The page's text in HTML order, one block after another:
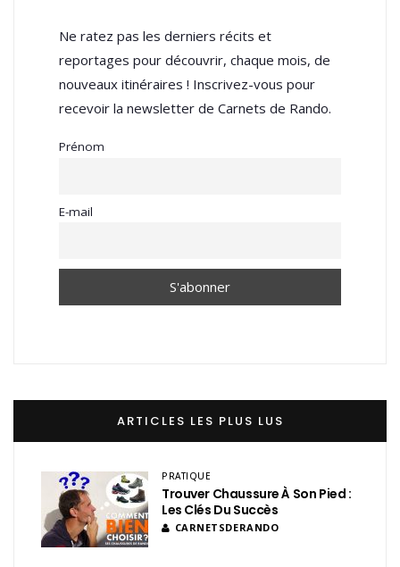
Ne ratez pas les derniers récits et
reportages pour découvrir, chaque mois, de
nouveaux itinéraires ! Inscrivez-vous pour
recevoir la newsletter de Carnets de Rando.
Prénom
E-mail
ARTICLES LES PLUS LUS
PRATIQUE
Trouver Chaussure À Son Pied :
Les Clés Du Succès
CARNETSDERANDO